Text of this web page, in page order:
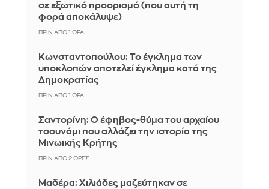
σε εξωτικό προορισμό (που αυτή τη
φορά αποκάλυψε)
ΠΡΙΝ ΑΠΌ 1 ΏΡΑ
Κωνσταντοπούλου: Το έγκλημα των
υποκλοπών αποτελεί έγκλημα κατά της
Δημοκρατίας
ΠΡΙΝ ΑΠΌ 1 ΏΡΑ
Σαντορίνη: Ο έφηβος-θύμα του αρχαίου
τσουνάμι που αλλάζει την ιστορία της
Μινωικής Κρήτης
ΠΡΙΝ ΑΠΌ 2 ΏΡΕΣ
Μαδέρα: Χιλιάδες μαζεύτηκαν σε